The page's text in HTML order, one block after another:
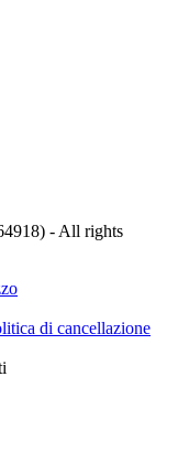
- All rights
di cancellazione